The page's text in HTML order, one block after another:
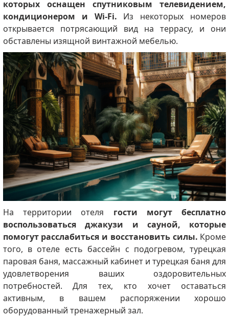
которых оснащен спутниковым телевидением,
кондиционером и Wi-Fi. Из некоторых номеров
открывается потрясающий вид на террасу, и они
обставлены изящной винтажной мебелью.
На территории отеля гости могут бесплатно
воспользоваться джакузи и сауной, которые
помогут расслабиться и восстановить силы. Кроме
того, в отеле есть бассейн с подогревом, турецкая
паровая баня, массажный кабинет и турецкая баня для
удовлетворения ваших оздоровительных
потребностей.Для тех, кто хочет оставаться
активным, в вашем распоряжении хорошо
оборудованный тренажерный зал.